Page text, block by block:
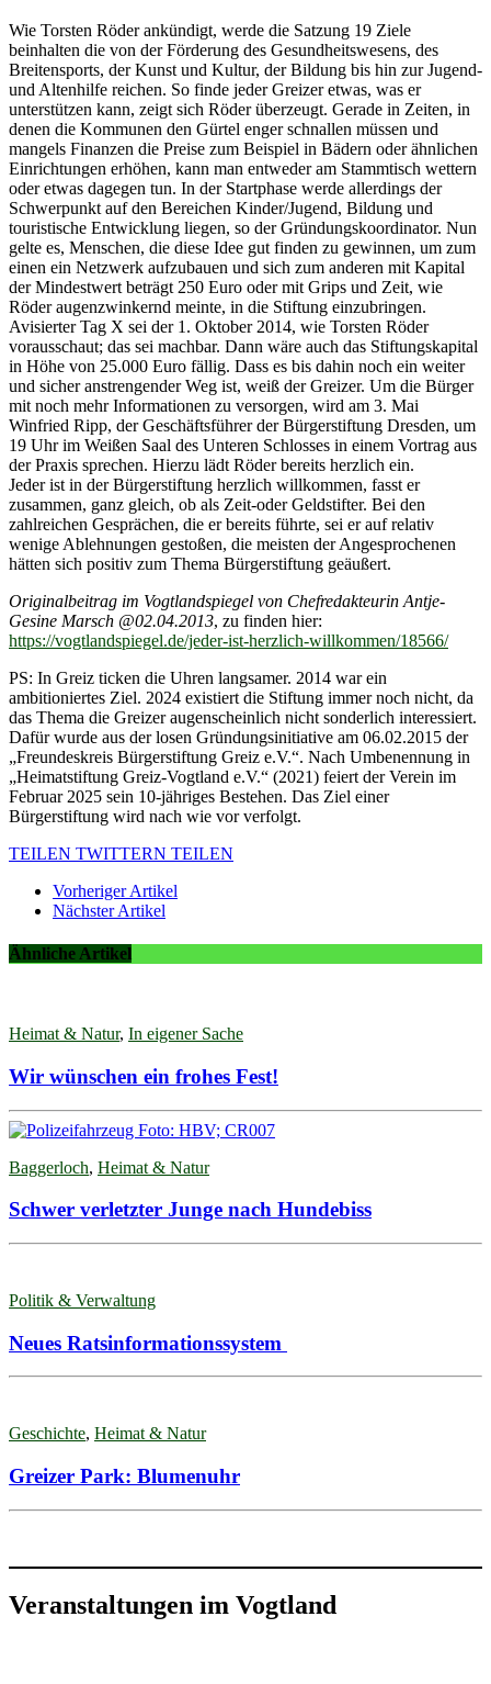
Wie Torsten Röder ankündigt, werde die Satzung 19 Ziele
beinhalten die von der Förderung des Gesundheitswesens, des
Breitensports, der Kunst und Kultur, der Bildung bis hin zur Jugend-
und Altenhilfe reichen. So finde jeder Greizer etwas, was er
unterstützen kann, zeigt sich Röder überzeugt. Gerade in Zeiten, in
denen die Kommunen den Gürtel enger schnallen müssen und
mangels Finanzen die Preise zum Beispiel in Bädern oder ähnlichen
Einrichtungen erhöhen, kann man entweder am Stammtisch wettern
oder etwas dagegen tun. In der Startphase werde allerdings der
Schwerpunkt auf den Bereichen Kinder/Jugend, Bildung und
touristische Entwicklung liegen, so der Gründungskoordinator. Nun
gelte es, Menschen, die diese Idee gut finden zu gewinnen, um zum
einen ein Netzwerk aufzubauen und sich zum anderen mit Kapital
der Mindestwert beträgt 250 Euro oder mit Grips und Zeit, wie
Röder augenzwinkernd meinte, in die Stiftung einzubringen.
Avisierter Tag X sei der 1. Oktober 2014, wie Torsten Röder
vorausschaut; das sei machbar. Dann wäre auch das Stiftungskapital
in Höhe von 25.000 Euro fällig. Dass es bis dahin noch ein weiter
und sicher anstrengender Weg ist, weiß der Greizer. Um die Bürger
mit noch mehr Informationen zu versorgen, wird am 3. Mai
Winfried Ripp, der Geschäftsführer der Bürgerstiftung Dresden, um
19 Uhr im Weißen Saal des Unteren Schlosses in einem Vortrag aus
der Praxis sprechen. Hierzu lädt Röder bereits herzlich ein.
Jeder ist in der Bürgerstiftung herzlich willkommen, fasst er
zusammen, ganz gleich, ob als Zeit-oder Geldstifter. Bei den
zahlreichen Gesprächen, die er bereits führte, sei er auf relativ
wenige Ablehnungen gestoßen, die meisten der Angesprochenen
hätten sich positiv zum Thema Bürgerstiftung geäußert.
Originalbeitrag im Vogtlandspiegel von Chefredakteurin Antje-
Gesine Marsch @02.04.2013, zu finden hier:
https://vogtlandspiegel.de/jeder-ist-herzlich-willkommen/18566/
PS: In Greiz ticken die Uhren langsamer. 2014 war ein
ambitioniertes Ziel. 2024 existiert die Stiftung immer noch nicht, da
das Thema die Greizer augenscheinlich nicht sonderlich interessiert.
Dafür wurde aus der losen Gründungsinitiative am 06.02.2015 der
„Freundeskreis Bürgerstiftung Greiz e.V.“. Nach Umbenennung in
„Heimatstiftung Greiz-Vogtland e.V.“ (2021) feiert der Verein im
Februar 2025 sein 10-jähriges Bestehen. Das Ziel einer
Bürgerstiftung wird nach wie vor verfolgt.
TEILEN TWITTERN TEILEN
Vorheriger Artikel
Nächster Artikel
Ähnliche Artikel
Heimat & Natur, In eigener Sache
Wir wünschen ein frohes Fest!
Baggerloch, Heimat & Natur
Schwer verletzter Junge nach Hundebiss
Politik & Verwaltung
Neues Ratsinformationssystem
Geschichte, Heimat & Natur
Greizer Park: Blumenuhr
Veranstaltungen im Vogtland